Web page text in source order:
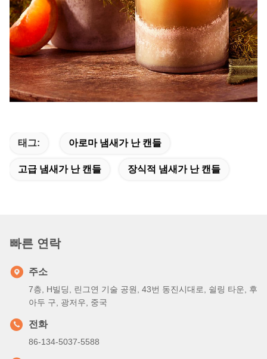
태그: 아로마 냄새가 난 캔들
고급 냄새가 난 캔들 장식적 냄새가 난 캔들
빠른 연락
주소
7층, H빌딩, 린그연 기술 공원, 43번 동진시대로, 쉴링 타운, 후
아두 구, 광저우, 중국
전화
86-134-5037-5588